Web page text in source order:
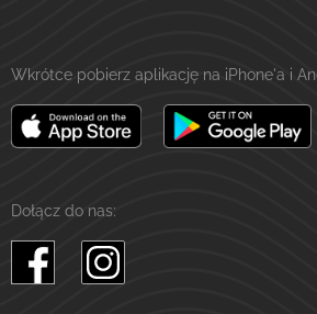
Wkrótce pobierz aplikację na iPhone'a i
Dołącz do nas: